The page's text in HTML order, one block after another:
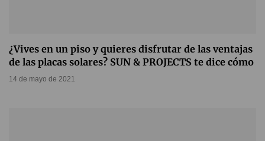
¿Vives en un piso y quieres disfrutar de las ventajas
de las placas solares? SUN & PROJECTS te dice cómo
14 de mayo de 2021